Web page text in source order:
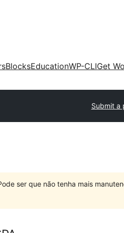
BlocksEducationWP-CLIGet
Submit a
ser que não tenha mais